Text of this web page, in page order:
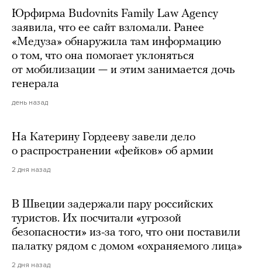
Юрфирма Budovnits Family Law Agency
заявила, что ее сайт взломали. Ранее
«Медуза» обнаружила там информацию
о том, что она помогает уклоняться
от мобилизации — и этим занимается дочь
генерала
день назад
На Катерину Гордееву завели дело
о распространении «фейков» об армии
2 дня назад
В Швеции задержали пару российских
туристов. Их посчитали «угрозой
безопасности» из-за того, что они поставили
палатку рядом с домом «охраняемого лица»
2 дня назад